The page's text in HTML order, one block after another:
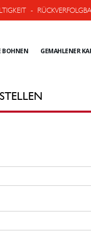
-
BOHNEN GEMAHLENER